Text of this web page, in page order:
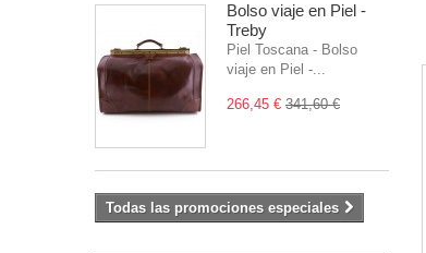
Bolso viaje en Piel -
Treby
Piel Toscana - Bolso
viaje en Piel -...
266,45 € 341,60 €
Todas las promociones especiales